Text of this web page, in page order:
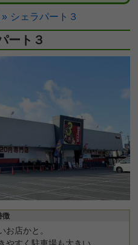
» シェラパート３
ート３
徴
お店かと。